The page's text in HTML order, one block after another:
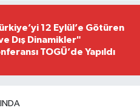
12 Eylül’e Götüren
ve Dış Dinamikler"
TOGÜ’de Yapıldı